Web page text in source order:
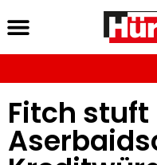
Fitch stuft